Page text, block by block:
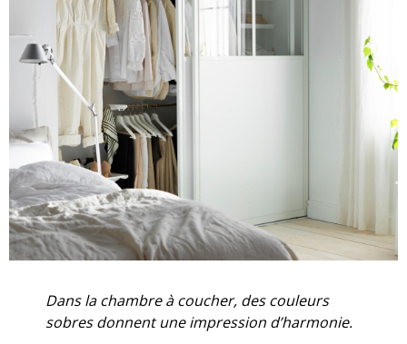
Dans la chambre à coucher, des couleurs
sobres donnent une impression d’harmonie.